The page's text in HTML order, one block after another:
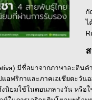
กั
ไ
มีชื่อมาจากภาษาละติน
อฟริกาและภาคเอเชียตะวัน
ยมใช้ในตอนกลางวัน หรือ